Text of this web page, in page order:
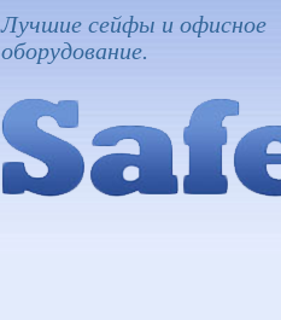
Лучшие сейфы и офисное
оборудование.